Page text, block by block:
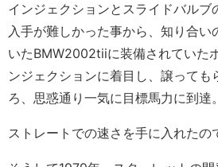
インジェクションとスライドバルブ
入手が難しかった事から、知り合い
いたBMW2002tiiに装備されていた
ンジェクションに着目し、譲っても
ろ、思惑通り一気に目標馬力に到達。
ストレートでの速さを手に入れたの